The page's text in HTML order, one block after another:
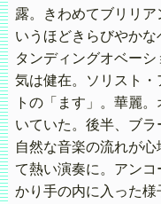
露。きわめてブリリ
いうほどきらびやか
タンディングオベー
気は健在。ソリスト
トの「ます」。華麗
いていた。後半、ブラ
自然な音楽の流れが
て熱い演奏に。アン
かり手の内に入った